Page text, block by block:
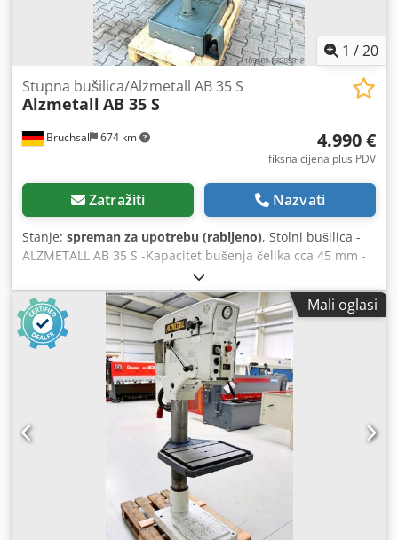
1 /20
Bruchsal 674 km
Stupna bušilica/Alzmetall AB 35 S
Alzmetall AB 35 S
4.990 €
fiksna cijena plus PDV
Zatražiti Nazvati
Stanje: spreman za upotrebu (rabljeno), Stolni bušilica -
ALZMETALL AB 35 S -Kapacitet bušenja čelika cca 45 mm -
Kapacitet bušenja lijevanog željeza cca 48 mm -Nosač
vretena MK 4 -Istrezanje cca 350 mm -Hod bušaćeg
vretena cca 180 mm -Brzine vretena / 2 stupnja / 65 - 1450
o/min (BESKONAČNO VARIJABILNO) -Automatski pomaci
0,1-0,2-0,3-0,4 mm/okr. -Graničnik dubine bušenja -
Površina za pričvršćivanje stola cca 600x460 mm Codsznlf
Espfx Akaerf -Podešavanje stola cca 600 mm -Visina stola
podesiva pomoću ručke -Promjer stupa cca 200 mm -Snaga
motora cca 3,5 kW -Uređaj za hlađenje -Radna svjetiljka -
Indikator brzine Dimenzije: D x Š x V 1,1 x 0,7 x 2,1 metar /
Težina cca 1200 kg Zadržavamo pravo na pogreške /
Mali oglasi